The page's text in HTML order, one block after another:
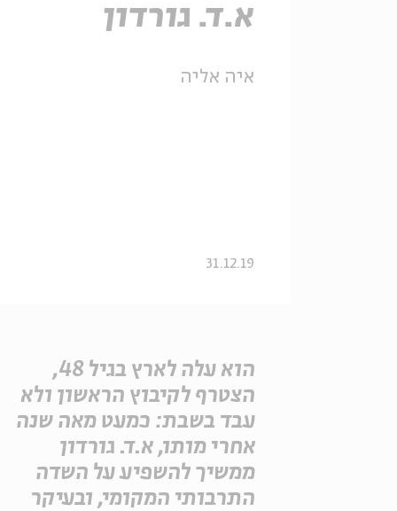
א.ד. גורדון
איה אליה
31.12.19
הוא עלה לארץ בגיל 48,
הצטרף לקיבוץ הראשון ולא
עבד בשבת: כמעט מאה שנה
אחרי מותו, א.ד. גורדון
ממשיך להשפיע על השדה
התרבותי המקומי, ובעיקר